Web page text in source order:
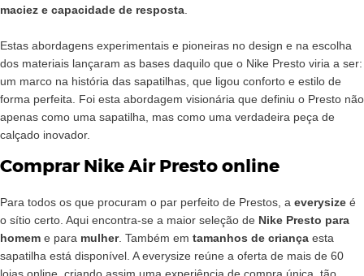
maciez e capacidade de resposta.
Estas abordagens experimentais e pioneiras no design e na escolha
dos materiais lançaram as bases daquilo que o Nike Presto viria a ser:
um marco na história das sapatilhas, que ligou conforto e estilo de
forma perfeita. Foi esta abordagem visionária que definiu o Presto não
apenas como uma sapatilha, mas como uma verdadeira peça de
calçado inovador.
Comprar Nike Air Presto online
Para todos os que procuram o par perfeito de Prestos, a everysize é
o sítio certo. Aqui encontra-se a maior seleção de Nike Presto para
homem e para mulher. Também em tamanhos de criança esta
sapatilha está disponível. A everysize reúne a oferta de mais de 60